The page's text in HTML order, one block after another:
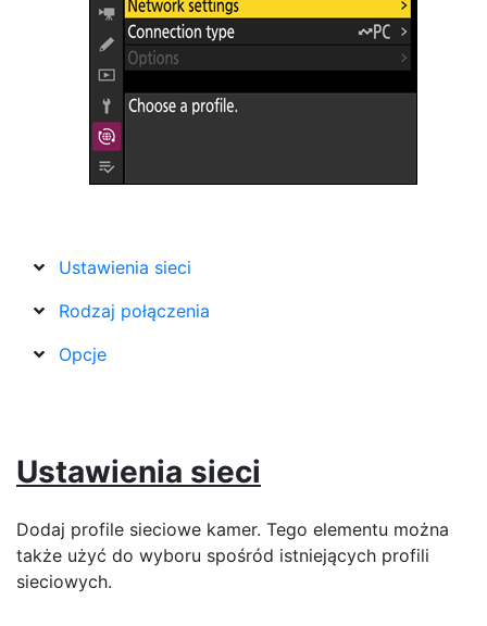
Ustawienia sieci
Rodzaj połączenia
Opcje
Ustawienia sieci
Dodaj profile sieciowe kamer. Tego elementu można
także użyć do wyboru spośród istniejących profili
sieciowych.